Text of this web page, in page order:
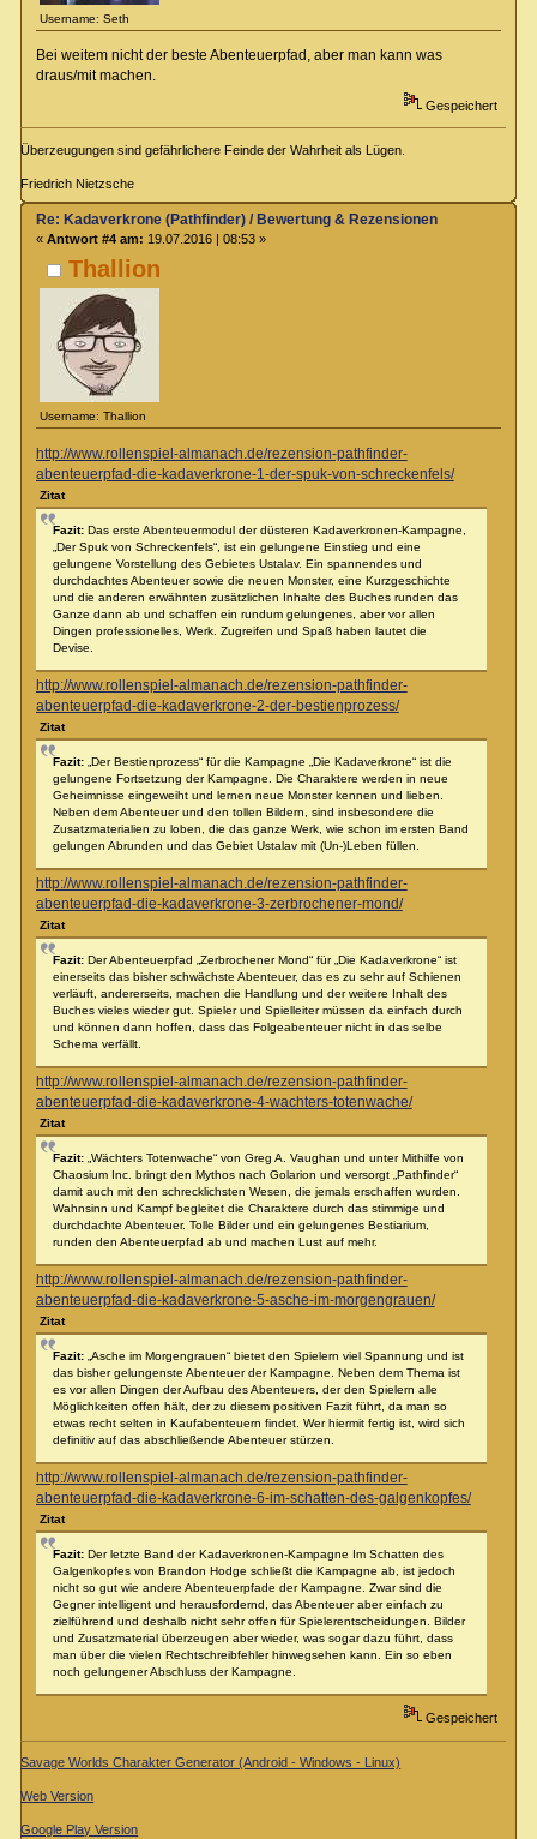
Username: Seth
Bei weitem nicht der beste Abenteuerpfad, aber man kann was
draus/mit machen.
Gespeichert
Überzeugungen sind gefährlichere Feinde der Wahrheit als Lügen.
Friedrich Nietzsche
Thallion
Username: Thallion
Re: Kadaverkrone (Pathfinder) / Bewertung & Rezensionen
« Antwort #4 am: 19.07.2016 | 08:53 »
http://www.rollenspiel-almanach.de/rezension-pathfinder-
abenteuerpfad-die-kadaverkrone-1-der-spuk-von-schreckenfels/
Zitat
Fazit:Das erste Abenteuermodul der düsteren Kadaverkronen-Kampagne,
„Der Spuk von Schreckenfels“, ist ein gelungene Einstieg und eine
gelungene Vorstellung des Gebietes Ustalav. Ein spannendes und
durchdachtes Abenteuer sowie die neuen Monster, eine Kurzgeschichte
und die anderen erwähnten zusätzlichen Inhalte des Buches runden das
Ganze dann ab und schaffen ein rundum gelungenes, aber vor allen
Dingen professionelles, Werk. Zugreifen und Spaß haben lautet die
Devise.
http://www.rollenspiel-almanach.de/rezension-pathfinder-
abenteuerpfad-die-kadaverkrone-2-der-bestienprozess/
Zitat
Fazit:„Der Bestienprozess“ für die Kampagne „Die Kadaverkrone“ ist die
gelungene Fortsetzung der Kampagne. Die Charaktere werden in neue
Geheimnisse eingeweiht und lernen neue Monster kennen und lieben.
Neben dem Abenteuer und den tollen Bildern, sind insbesondere die
Zusatzmaterialien zu loben, die das ganze Werk, wie schon im ersten Band
gelungen Abrunden und das Gebiet Ustalav mit (Un-)Leben füllen.
http://www.rollenspiel-almanach.de/rezension-pathfinder-
abenteuerpfad-die-kadaverkrone-3-zerbrochener-mond/
Zitat
Fazit:Der Abenteuerpfad „Zerbrochener Mond“ für „Die Kadaverkrone“ ist
einerseits das bisher schwächste Abenteuer, das es zu sehr auf Schienen
verläuft, andererseits, machen die Handlung und der weitere Inhalt des
Buches vieles wieder gut. Spieler und Spielleiter müssen da einfach durch
und können dann hoffen, dass das Folgeabenteuer nicht in das selbe
Schema verfällt.
http://www.rollenspiel-almanach.de/rezension-pathfinder-
abenteuerpfad-die-kadaverkrone-4-wachters-totenwache/
Zitat
Fazit:„Wächters Totenwache“ von Greg A. Vaughan und unter Mithilfe von
Chaosium Inc. bringt den Mythos nach Golarion und versorgt „Pathfinder“
damit auch mit den schrecklichsten Wesen, die jemals erschaffen wurden.
Wahnsinn und Kampf begleitet die Charaktere durch das stimmige und
durchdachte Abenteuer. Tolle Bilder und ein gelungenes Bestiarium,
runden den Abenteuerpfad ab und machen Lust auf mehr.
http://www.rollenspiel-almanach.de/rezension-pathfinder-
abenteuerpfad-die-kadaverkrone-5-asche-im-morgengrauen/
Zitat
Fazit:„Asche im Morgengrauen“ bietet den Spielern viel Spannung und ist
das bisher gelungenste Abenteuer der Kampagne. Neben dem Thema ist
es vor allen Dingen der Aufbau des Abenteuers, der den Spielern alle
Möglichkeiten offen hält, der zu diesem positiven Fazit führt, da man so
etwas recht selten in Kaufabenteuern findet. Wer hiermit fertig ist, wird sich
definitiv auf das abschließende Abenteuer stürzen.
http://www.rollenspiel-almanach.de/rezension-pathfinder-
abenteuerpfad-die-kadaverkrone-6-im-schatten-des-galgenkopfes/
Zitat
Fazit:Der letzte Band der Kadaverkronen-Kampagne Im Schatten des
Galgenkopfes von Brandon Hodge schließt die Kampagne ab, ist jedoch
nicht so gut wie andere Abenteuerpfade der Kampagne. Zwar sind die
Gegner intelligent und herausfordernd, das Abenteuer aber einfach zu
zielführend und deshalb nicht sehr offen für Spielerentscheidungen. Bilder
und Zusatzmaterial überzeugen aber wieder, was sogar dazu führt, dass
man über die vielen Rechtschreibfehler hinwegsehen kann. Ein so eben
noch gelungener Abschluss der Kampagne.
Gespeichert
Savage Worlds Charakter Generator (Android - Windows - Linux)
Web Version
Google Play Version